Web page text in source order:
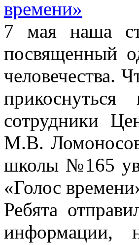
7 мая наша
посвященный
человечества.
сотрудники
М.В.
школы №165
«Голос
Ребята
информации,